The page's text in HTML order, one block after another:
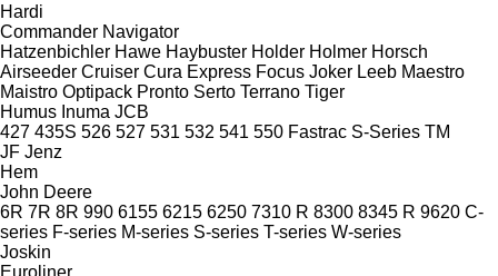
Hardi
Commander Navigator
Hatzenbichler Hawe Haybuster Holder Holmer Horsch
Airseeder Cruiser Cura Express Focus Joker Leeb Maestro
Maistro Optipack Pronto Serto Terrano Tiger
Humus Inuma JCB
427 435S 526 527 531 532 541 550 Fastrac S-Series TM
JF Jenz
Hem
John Deere
6R 7R 8R 990 6155 6215 6250 7310 R 8300 8345 R 9620 C-
series F-series M-series S-series T-series W-series
Joskin
Euroliner